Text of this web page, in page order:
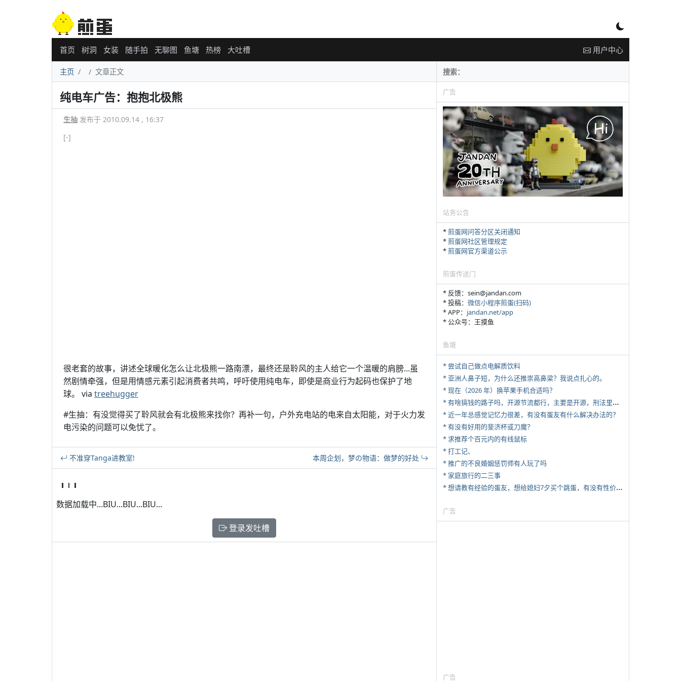
首页 树洞 女装 随手拍 无聊图 鱼塘 热榜 大吐槽 用户中心
主页 文章正文
纯电车广告：抱抱北极熊
生抽 发布于 2010.09.14 , 16:37
[-]
很老套的故事，讲述全球暖化怎么让北极熊一路南漂，最终还是聆风的主人给它一个温暖的肩膀...虽
然剧情牵强，但是用情感元素引起消费者共鸣，呼吁使用纯电车，即使是商业行为起码也保护了地
球。 via treehugger
#生抽：有没觉得买了聆风就会有北极熊来找你？再补一句，户外充电站的电来自太阳能，对于火力发
电污染的问题可以免忧了。
不准穿Tanga进教室! 本周企划，梦の物语：做梦的好处
数据加载中...BIU...BIU...BIU...
登录发吐槽
广告
站务公告
*煎蛋网问答分区关闭通知
*煎蛋网社区管理规定
*煎蛋网官方渠道公示
煎蛋传送门
* 反馈：sein@jandan.com
* 投稿： 微信小程序煎蛋(扫码)
* APP： jandan.net/app
* 公众号：王摸鱼
鱼塘
* 尝试自己做点电解质饮料
* 亚洲人鼻子短，为什么还推崇高鼻梁？我说点扎心的。
* 现在（2026 年）换苹果手机合适吗？
*
有啥搞钱的路子吗，开源节流都行，主要是开源，刑法里的咱不做
* 近一年总感觉记忆力很差，有没有蛋友有什么解决办法的？
* 有没有好用的斐济杯或刀魔？
* 求推荐个百元内的有线鼠标
* 打工记、
* 推广的不良婚姻惩罚师有人玩了吗
* 家庭旅行的二三事
*
想请教有经验的蛋友，想给媳妇7夕买个跳蛋，有没有性价比高的推荐
广告
广告